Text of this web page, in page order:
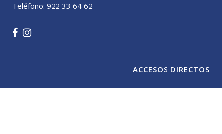
Teléfono: 922 33 64 62
ACCESOS DIRECTOS
CENTRO ODONTOLÓGICO SANTIAGO CASANOVA